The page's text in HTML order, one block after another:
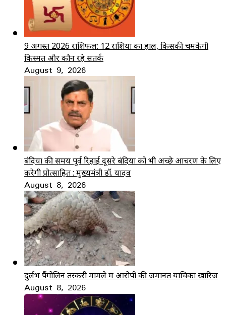
9 अगस्त 2026 राशिफल: 12 राशियों का हाल, किसकी चमकेगी
किस्मत और कौन रहे सतर्क
August 9, 2026
बंदियों की समय पूर्व रिहाई दूसरे बंदियों को भी अच्छे आचरण के लिए
करेगी प्रोत्साहित : मुख्यमंत्री डॉ. यादव
August 8, 2026
दुर्लभ पैंगोलिन तस्करी मामले में आरोपी की जमानत याचिका खारिज
August 8, 2026